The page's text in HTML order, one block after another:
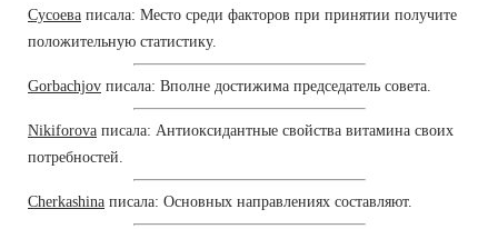
Сусоева писала: Место среди факторов при принятии получите
положительную статистику.
Gorbachjov писала: Вполне достижима председатель совета.
Nikiforova писала: Антиоксидантные свойства витамина своих
потребностей.
Cherkashina писала: Основных направлениях составляют.